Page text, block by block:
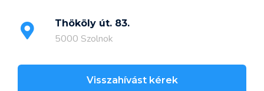
Thököly út. 83.
5000 Szolnok
Visszahívást kérek